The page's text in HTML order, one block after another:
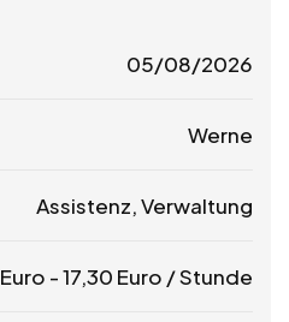
05/08/2026
Werne
Assistenz, Verwaltung
Euro -17,30 Euro / Stunde